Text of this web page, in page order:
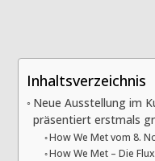
Inhaltsverzeichnis
Neue Ausstellung im
präsentiert erstmals
How We Met vom 8.
How We Met – Die